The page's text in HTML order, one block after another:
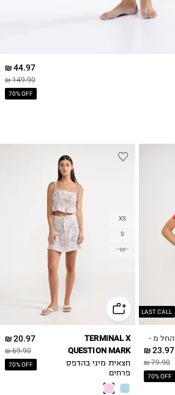
44.97 ₪
149.90 ₪
70% OFF
LAST CALL
החל מ -
23.97 ₪
79.90 ₪
70% OFF
XS
S
M
20.97 ₪
69.90 ₪
70% OFF
TERMINAL X
QUESTION MARK
חצאית מיני בהדפס
פרחים